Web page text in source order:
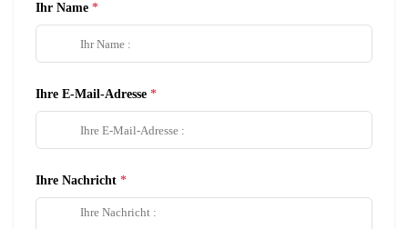
Ihr Name
Ihre E-Mail-Adresse
Ihre Nachricht